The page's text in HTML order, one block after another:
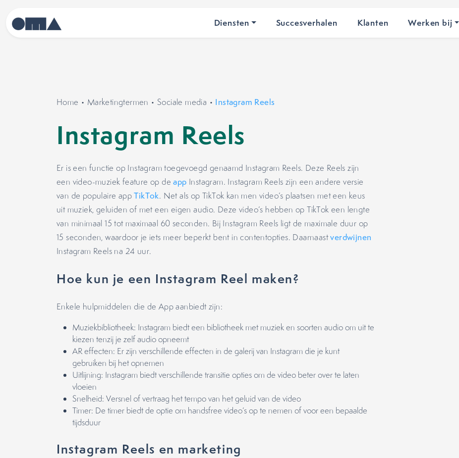
Diensten Succesverhalen Klanten Werken bij
Home • Marketingtermen •Sociale media • Instagram Reels
Instagram Reels
Er is een functie op Instagram toegevoegd genaamd Instagram Reels. Deze Reels zijn
een video-muziek feature op deapp Instagram. Instagram Reels zijn een andere versie
van de populaire appTikTok. Net als op TikTok kan men video’s plaatsen met een keus
uit muziek, geluiden of met een eigen audio. Deze video’s hebben op TikTok een lengte
van minimaal 15 tot maximaal 60 seconden. Bij Instagram Reels ligt de maximale duur op
15 seconden, waardoor je iets meer beperkt bent in contentopties. Daarnaastverdwijnen
Instagram Reels na 24 uur.
Hoe kun je een Instagram Reel maken?
Enkele hulpmiddelen die de App aanbiedt zijn:
Muziekbibliotheek: Instagram biedt een bibliotheek met muziek en soorten audio om uit te
kiezen tenzij je zelf audio opneemt
AR effecten: Er zijn verschillende effecten in de galerij van Instagram die je kunt
gebruiken bij het opnemen
Uitlijning: Instagram biedt verschillende transitie opties om de video beter over te laten
vloeien
Snelheid: Versnel of vertraag het tempo van het geluid van de video
Timer: De timer biedt de optie om handsfree video’s op te nemen of voor een bepaalde
tijdsduur
Instagram Reels en marketing